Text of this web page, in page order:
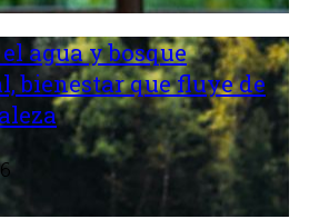
agua y bosque
bienestar que fluye de